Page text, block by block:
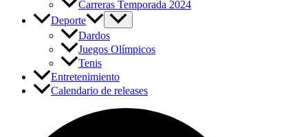
Carreras Temporada 2024
Deporte
Dardos
Juegos Olímpicos
Tenis
Entretenimiento
Calendario de releases